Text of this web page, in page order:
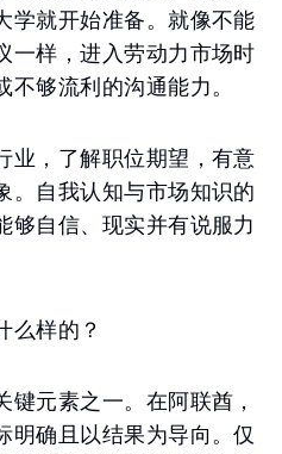
学就开始准备。就像不能
一样，进入劳动力市场时
够流利的沟通能力。
业，了解职位期望，有意
。自我认知与市场知识的
够自信、现实并有说服力
么样的？
元素之一。在阿联酋，
明确且以结果为导向。仅